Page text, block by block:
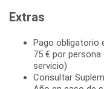
Extras
Pago obligatorio
75 € por
servicio)
Consultar